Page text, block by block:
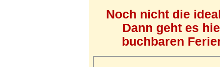
Noch nicht die
Dann geht es
buchbaren